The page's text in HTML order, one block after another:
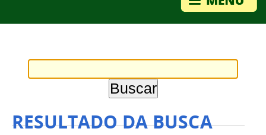
RESULTADO DA BUSCA